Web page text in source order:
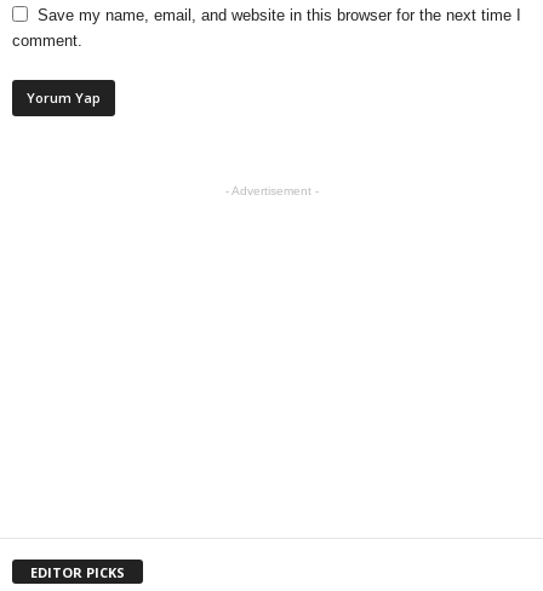
Save my name, email, and website in this browser for the next time I
comment.
- Advertisement -
EDITOR PICKS